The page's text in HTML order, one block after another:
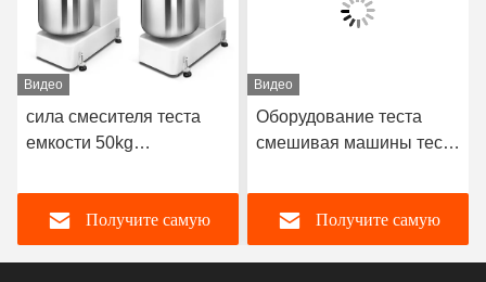
Видео
сила смесителя теста
емкости 50kg
со смесителем таймера
промышленным
спиральным
Получите самую
Видео
Оборудование теста
смешивая машины теста
частоты 20L замешивая
для пекарниПолучите самую